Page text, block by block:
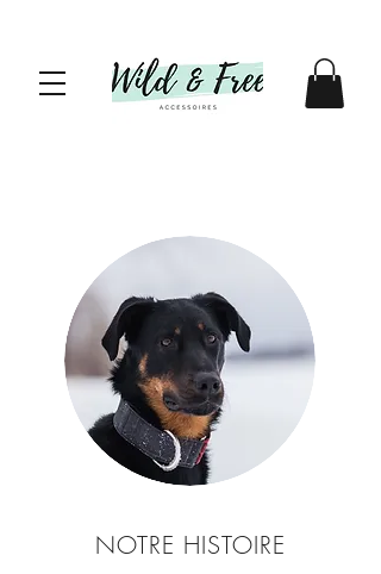
NOTRE HISTOIRE